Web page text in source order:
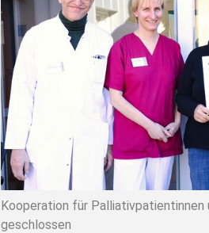
Kooperation für Palliativpatientinnen
geschlossen